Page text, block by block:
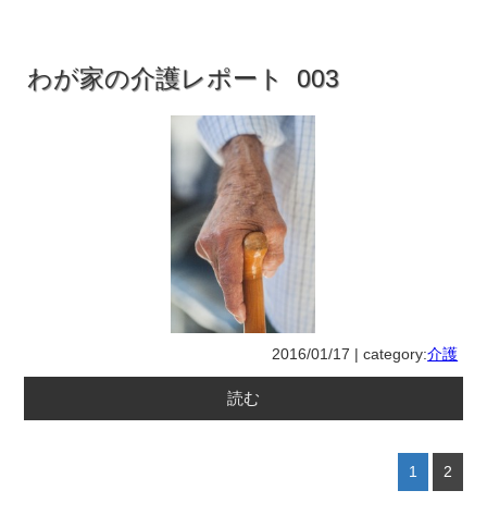
わが家の介護レポート 003
2016/01/17 | category:介護
読む
1 2